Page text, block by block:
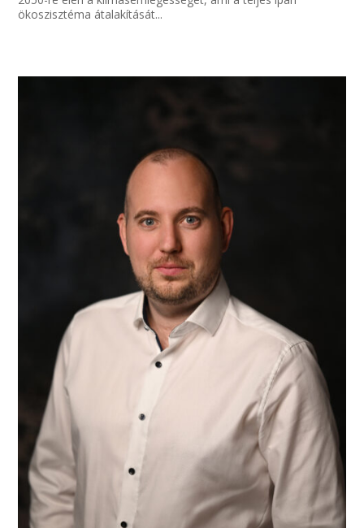
ökoszisztéma átalakítását...